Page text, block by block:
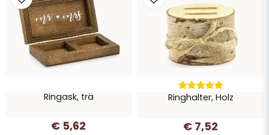
Ringask, trä
€ 5,62
Ringhalter, Holz
€ 7,52